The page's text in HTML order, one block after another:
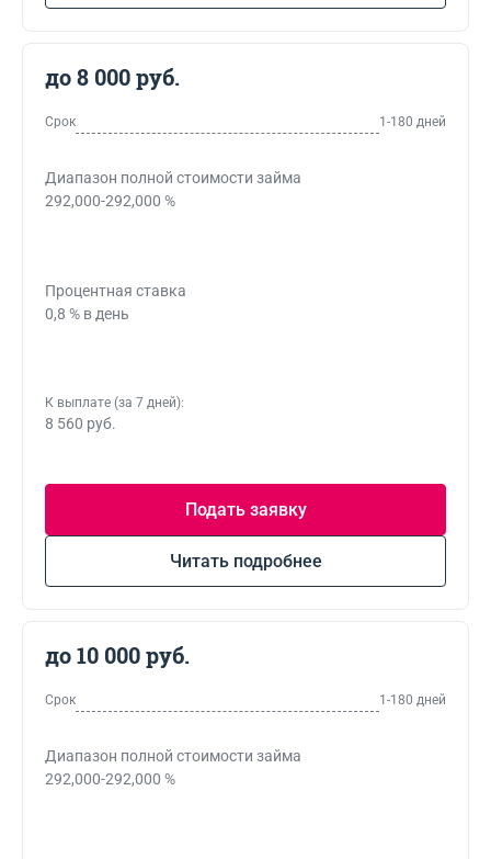
до 8 000 руб.
Срок 1-180 дней
Диапазон полной стоимости займа
292,000-292,000 %
Процентная ставка
0,8 % в день
К выплате (за 7 дней):
8 560 руб.
Подать заявку
Читать подробнее
до 10 000 руб.
Срок 1-180 дней
Диапазон полной стоимости займа
292,000-292,000 %